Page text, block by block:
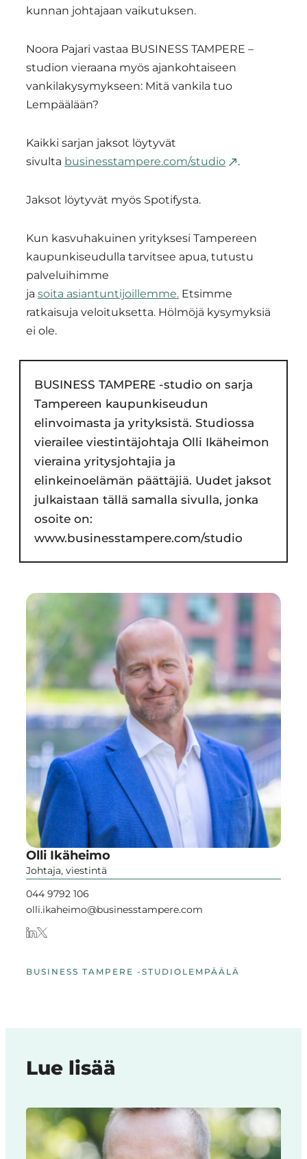
kunnan johtajaan vaikutuksen.
Noora Pajari vastaa BUSINESS TAMPERE –
studion vieraana myös ajankohtaiseen
vankilakysymykseen: Mitä vankila tuo
Lempäälään?
Kaikki sarjan jaksot löytyvät
sivulta businesstampere.com/studio .
Jaksot löytyvät myös Spotifysta.
Kun kasvuhakuinen yrityksesi Tampereen
kaupunkiseudulla tarvitsee apua, tutustu
palveluihimme
ja soita asiantuntijoillemme. Etsimme
ratkaisuja veloituksetta. Hölmöjä kysymyksiä
ei ole.
BUSINESS TAMPERE -studio on sarja
Tampereen kaupunkiseudun
elinvoimasta ja yrityksistä. Studiossa
vierailee viestintäjohtaja Olli Ikäheimon
vieraina yritysjohtajia ja
elinkeinoelämän päättäjiä. Uudet jaksot
julkaistaan tällä samalla sivulla, jonka
osoite on:
www.businesstampere.com/studio
Olli Ikäheimo
Johtaja, viestintä
044 9792 106
olli.ikaheimo@businesstampere.com
BUSINESS TAMPERE -STUDIO LEMPÄÄLÄ
Lue lisää